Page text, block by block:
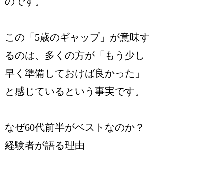
この「5歳のギャップ」が意味す
るのは、多くの方が「もう少し
早く準備しておけば良かった」
と感じているという事実です。
なぜ60代前半がベストなのか？
経験者が語る理由